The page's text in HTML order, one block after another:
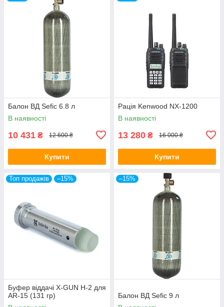
Балон ВД Sefic 6.8 л
В наявності
10 431 ₴ 12 600 ₴
Купити
Рація Kenwood NX-1200
В наявності
13 280 ₴ 16 000 ₴
Купити
Топ продажів –15%
Буфер віддачі X-GUN H-2 для
AR-15 (131 гр)
–15%
Балон ВД Sefic 9 л